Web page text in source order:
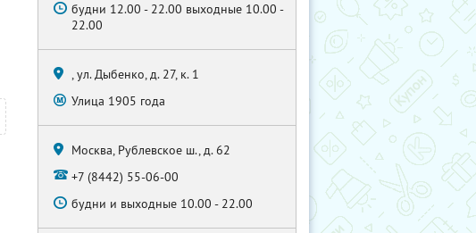
будни 12.00 - 22.00 выходные 10.00 -
22.00
, ул. Дыбенко, д. 27, к. 1
Улица 1905 года
Москва, Рублевское ш., д. 62
+7 (8442) 55-06-00
будни и выходные 10.00 - 22.00